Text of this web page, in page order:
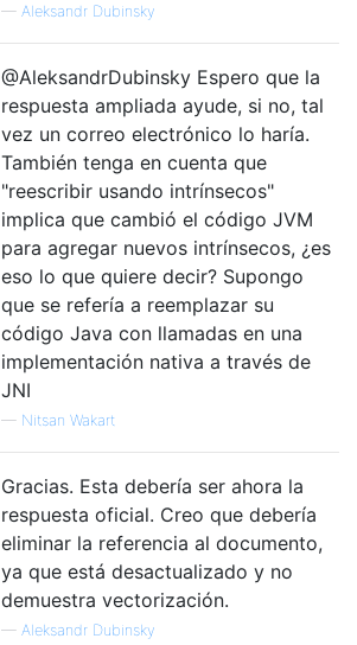
— Aleksandr Dubinsky
@AleksandrDubinsky Espero que la
respuesta ampliada ayude, si no, tal
vez un correo electrónico lo haría.
También tenga en cuenta que
"reescribir usando intrínsecos"
implica que cambió el código JVM
para agregar nuevos intrínsecos, ¿es
eso lo que quiere decir? Supongo
que se refería a reemplazar su
código Java con llamadas en una
implementación nativa a través de
JNI
— Nitsan Wakart
Gracias. Esta debería ser ahora la
respuesta oficial. Creo que debería
eliminar la referencia al documento,
ya que está desactualizado y no
demuestra vectorización.
— Aleksandr Dubinsky